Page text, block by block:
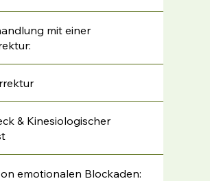
mit einer
& Kinesiologischer
emotionalen Blockaden: